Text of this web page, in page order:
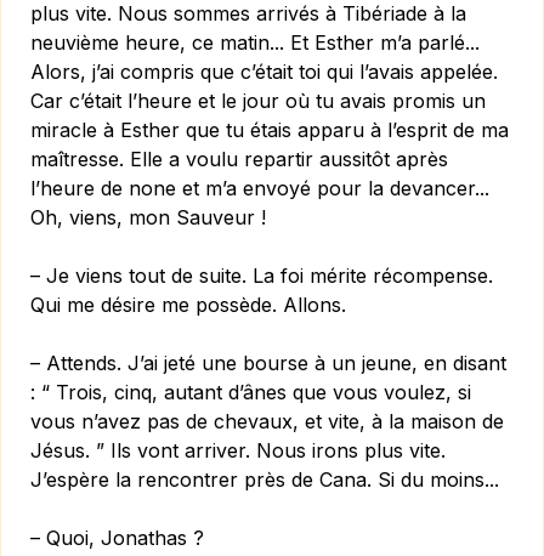
plus vite. Nous sommes arrivés à Tibériade à la
neuvième heure, ce matin... Et Esther m’a parlé...
Alors, j’ai compris que c’était toi qui l’avais appelée.
Car c’était l’heure et le jour où tu avais promis un
miracle à Esther que tu étais apparu à l’esprit de ma
maîtresse. Elle a voulu repartir aussitôt après
l’heure de none et m’a envoyé pour la devancer...
Oh, viens, mon Sauveur !
– Je viens tout de suite. La foi mérite récompense.
Qui me désire me possède. Allons.
– Attends. J’ai jeté une bourse à un jeune, en disant
: “ Trois, cinq, autant d’ânes que vous voulez, si
vous n’avez pas de chevaux, et vite, à la maison de
Jésus. ” Ils vont arriver. Nous irons plus vite.
J’espère la rencontrer près de Cana. Si du moins...
– Quoi, Jonathas ?